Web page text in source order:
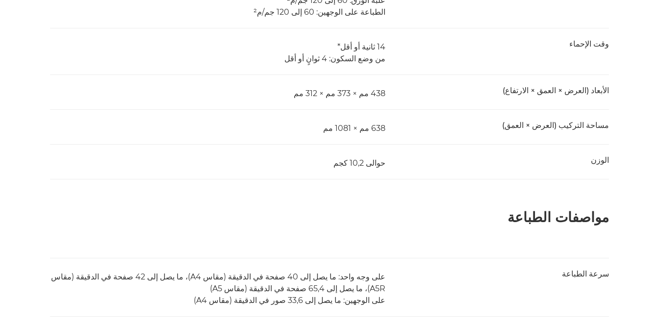
الطباعة على الوجهين: 60 إلى 120 جم/م²
وقت الإحماء
14 ثانية أو أقل*
من وضع السكون: 4 ثوانٍ أو أقل
الأبعاد (العرض × العمق × الارتفاع) 438 مم × 373 مم × 312 مم
مساحة التركيب (العرض × العمق) 638 مم × 1081 مم
الوزن حوالى 10,2 كجم
مواصفات الطباعة
سرعة الطباعة
على وجه واحد: ما يصل إلى 40 صفحة في الدقيقة (مقاس A4)، ما يصل إلى 42 صفحة في الدقيقة (مقاس
A5R)، ما يصل إلى 65,4 صفحة في الدقيقة (مقاس A5)
على الوجهين: ما يصل إلى 33,6 صور في الدقيقة (مقاس A4)